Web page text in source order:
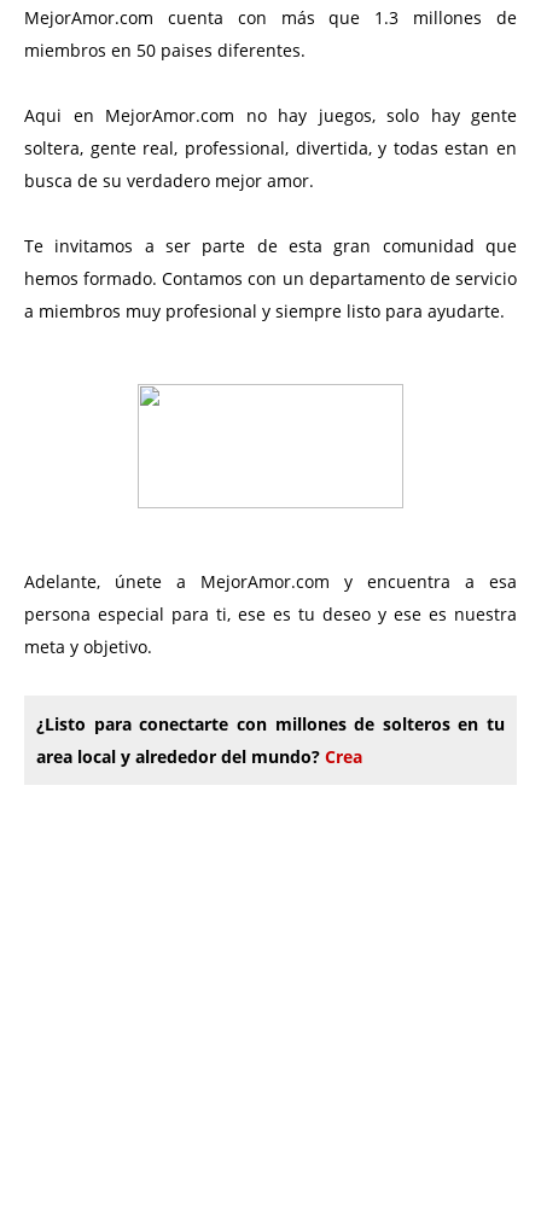
MejorAmor.com cuenta con más que 1.3 millones de
miembros en 50 paises diferentes.
Aqui en MejorAmor.com no hay juegos, solo hay gente
soltera, gente real, professional, divertida, y todas estan en
busca de su verdadero mejor amor.
Te invitamos a ser parte de esta gran comunidad que
hemos formado. Contamos con un departamento de servicio
a miembros muy profesional y siempre listo para ayudarte.
Adelante, únete a MejorAmor.com y encuentra a esa
persona especial para ti, ese es tu deseo y ese es nuestra
meta y objetivo.
¿Listo para conectarte con millones de solteros en tu
area local y alrededor del mundo? Crea